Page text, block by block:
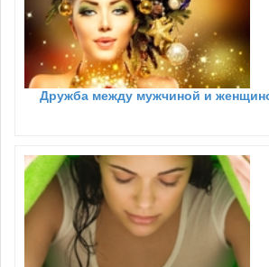
Дружба между мужчиной и